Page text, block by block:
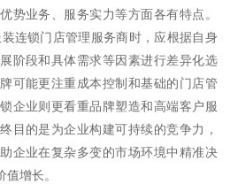
势业务、服务实力等方面各有特点。
连锁门店管理服务商时，应根据自身
阶段和具体需求等因素进行差异化选
可能更注重成本控制和基础的门店管
企业则更看重品牌塑造和高端客户服
目的是为企业构建可持续的竞争力，
企业在复杂多变的市场环境中精准决
增长。